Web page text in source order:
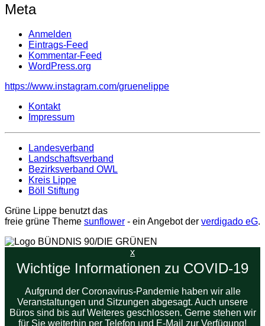
Meta
Anmelden
Eintrags-Feed
Kommentar-Feed
WordPress.org
https://www.instagram.com/gruenelippe
Kontakt
Impressum
Landesverband
Landschaftsverband
Bezirksverband OWL
Kreis Lippe
Böll Stiftung
Grüne Lippe benutzt das
freie grüne Theme sunflower ‐ ein Angebot der verdigado eG.
x
Wichtige Informationen zu COVID-19
Aufgrund der Coronavirus-Pandemie haben wir alle
Veranstaltungen und Sitzungen abgesagt. Auch unsere
Büros sind bis auf Weiteres geschlossen. Gerne stehen wir
für Sie weiterhin per Telefon und E-Mail zur Verfügung!